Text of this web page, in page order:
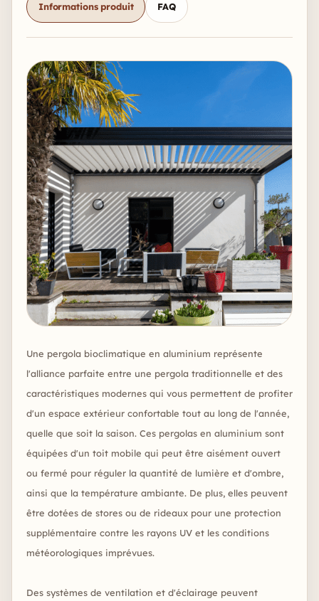
Informations produit FAQ
Une pergola bioclimatique en aluminium représente
l'alliance parfaite entre une pergola traditionnelle et des
caractéristiques modernes qui vous permettent de profiter
d'un espace extérieur confortable tout au long de l'année,
quelle que soit la saison. Ces pergolas en aluminium sont
équipées d'un toit mobile qui peut être aisément ouvert
ou fermé pour réguler la quantité de lumière et d'ombre,
ainsi que la température ambiante. De plus, elles peuvent
être dotées de stores ou de rideaux pour une protection
supplémentaire contre les rayons UV et les conditions
météorologiques imprévues.
Des systèmes de ventilation et d'éclairage peuvent